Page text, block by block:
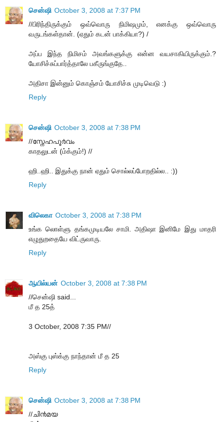
சென்ஷி October 3, 2008 at 7:37 PM
//பிரிந்திருக்கும் ஒவ்வொரு நிமிஷமும், எனக்கு ஒவ்வொரு
வருடங்கள்தான். (ஏதும் கடன் பாக்கியா?) /
அப்ப இந்த நிமிசம் அவங்களுக்கு என்ன வயசாகியிருக்கும்.?
யோசிச்சுப்பார்த்தாலே பகீருங்குதே..
அதிசா இன்னும் கொஞ்சம் யோசிச்சு முடிவெடு :)
Reply
சென்ஷி October 3, 2008 at 7:38 PM
//സ്നേഹപൂ൪വം
காதலுடன் (ம்க்கும்!) //
ஹி..ஹி.. இதுக்கு நான் ஏதும் சொல்லப்போறதில்ல.. :))
Reply
விலெகா October 3, 2008 at 7:38 PM
உங்க லொள்ளு தங்கமுடியலே சாமி. அதிஷா இனிமே இது மாதரி
எழுதுறதையே விட்ருவாரு.
Reply
ஆயில்யன் October 3, 2008 at 7:38 PM
//சென்ஷி said...
மீ த 25த்
3 October, 2008 7:35 PM//
அஸ்கு புஸ்க்கு நாந்தான் மீ த 25
Reply
சென்ஷி October 3, 2008 at 7:38 PM
//ചി൯മ‌യ